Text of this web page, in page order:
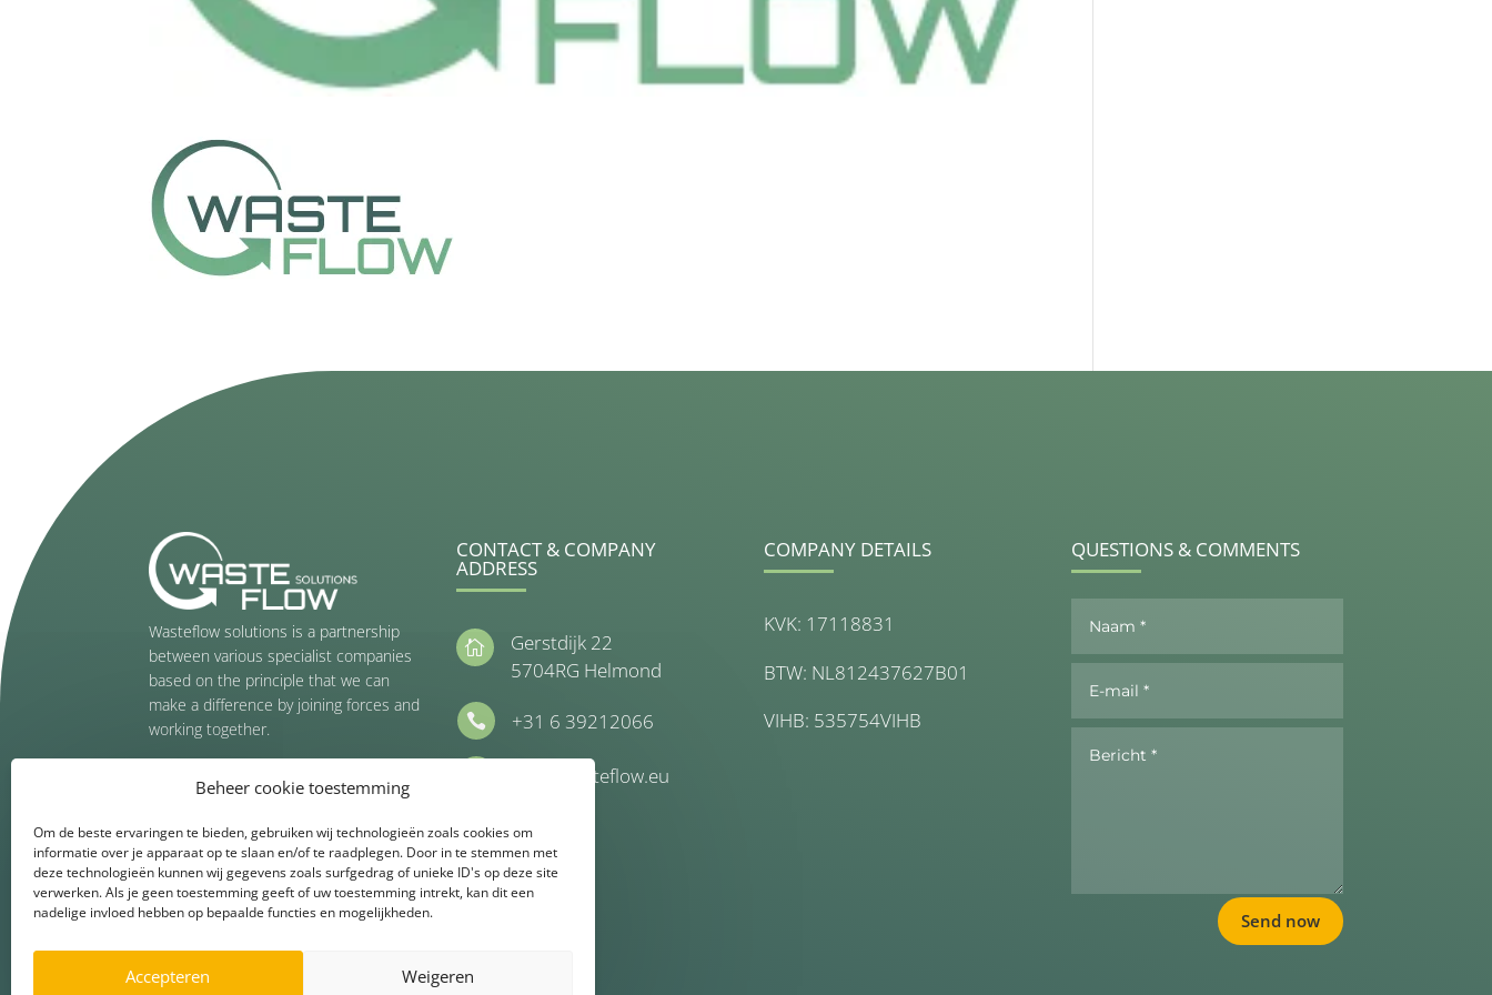
Beheer cookie toestemming
Om de beste ervaringen te bieden, gebruiken wij technologieën zoals cookies om
informatie over je apparaat op te slaan en/of te raadplegen. Door in te stemmen met
deze technologieën kunnen wij gegevens zoals surfgedrag of unieke ID's op deze site
verwerken. Als je geen toestemming geeft of uw toestemming intrekt, kan dit een
nadelige invloed hebben op bepaalde functies en mogelijkheden.
Accepteren Weigeren
Wasteflow solutions is a partnership
between various specialist companies
based on the principle that we can
make a difference by joining forces and
working together.
CONTACT & COMPANY
ADDRESS

Gerstdijk 22
5704RG Helmond
 +31 6 39212066
info@wasteflow.eu
COMPANY DETAILS
KVK: 17118831
BTW: NL812437627B01
VIHB: 535754VIHB
QUESTIONS & COMMENTS
Send now